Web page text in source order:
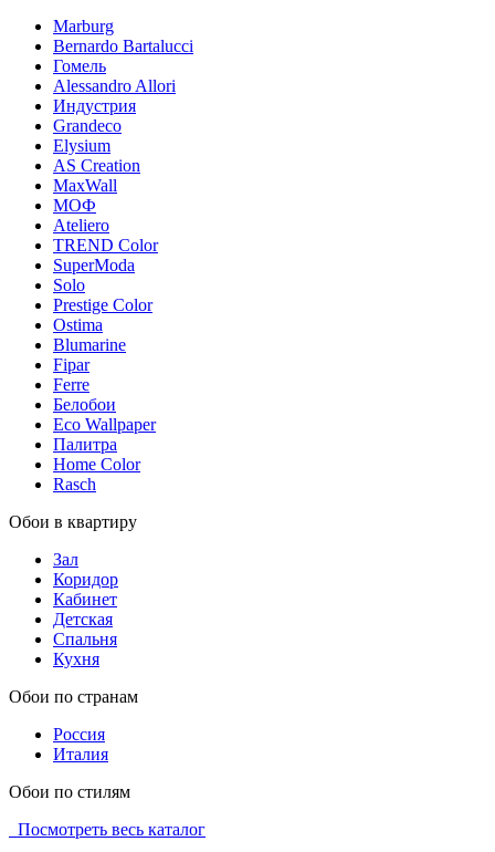
Marburg
Bernardo Bartalucci
Гомель
Alessandro Allori
Индустрия
Grandeco
Elysium
AS Creation
MaxWall
МОФ
Ateliero
TREND Color
SuperModa
Solo
Prestige Color
Ostima
Blumarine
Fipar
Ferre
Белобои
Eco Wallpaper
Палитра
Home Color
Rasch
Обои в квартиру
Зал
Коридор
Кабинет
Детская
Спальня
Кухня
Обои по странам
Россия
Италия
Обои по стилям
Посмотреть весь каталог